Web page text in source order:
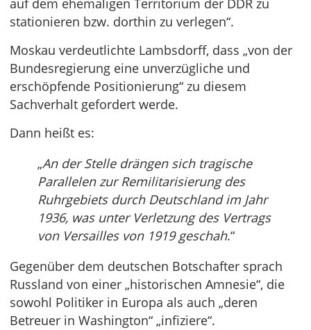
auf dem ehemaligen Territorium der DDR zu
stationieren bzw. dorthin zu verlegen“.
Moskau verdeutlichte Lambsdorff, dass „von der
Bundesregierung eine unverzügliche und
erschöpfende Positionierung“ zu diesem
Sachverhalt gefordert werde.
Dann heißt es:
„An der Stelle drängen sich tragische
Parallelen zur Remilitarisierung des
Ruhrgebiets durch Deutschland im Jahr
1936, was unter Verletzung des Vertrags
von Versailles von 1919 geschah.“
Gegenüber dem deutschen Botschafter sprach
Russland von einer „historischen Amnesie“, die
sowohl Politiker in Europa als auch „deren
Betreuer in Washington“ „infiziere“.